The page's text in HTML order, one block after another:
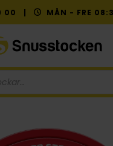
00 | MÅN - FRE